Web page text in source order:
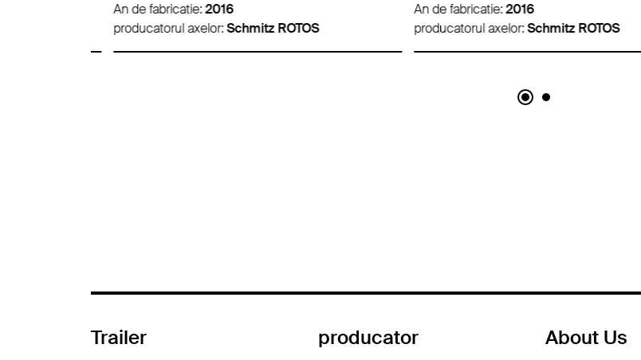
An de fabricatie:2016
producatorul axelor:Schmitz ROTOS
An de fabricatie:2016
producatorul axelor:Schmitz ROTOS
Trailer producator About Us